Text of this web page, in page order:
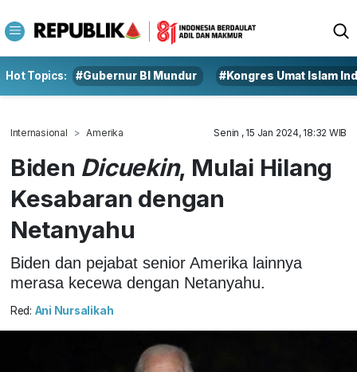
Hot Topics: #Gubernur BI Mundur #Kongres Umat Islam
Internasional Amerika Senin , 15 Jan 2024, 18:32 WIB
Biden Dicuekin, Mulai Hilang
Kesabaran dengan
Netanyahu
Biden dan pejabat senior Amerika lainnya
merasa kecewa dengan Netanyahu.
Red: Ani Nursalikah